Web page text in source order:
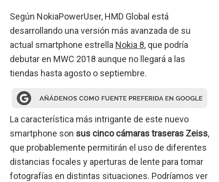
Según NokiaPowerUser, HMD Global está
desarrollando una versión más avanzada de su
actual smartphone estrella Nokia 8, que podría
debutar en MWC 2018 aunque no llegará a las
tiendas hasta agosto o septiembre.
La característica más intrigante de este nuevo
smartphone son sus cinco cámaras traseras Zeiss,
que probablemente permitirán el uso de diferentes
distancias focales y aperturas de lente para tomar
fotografías en distintas situaciones. Podríamos ver